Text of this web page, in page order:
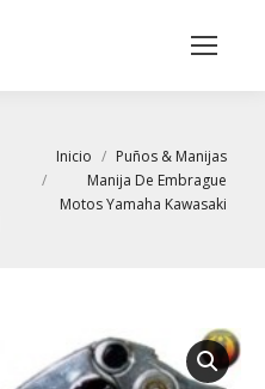
Buscar:
Estás aquí:
Inicio
Puños & Manijas
Manija De Embrague
Motos Yamaha Kawasaki